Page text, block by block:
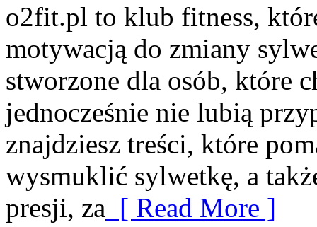
o2fit.pl to klub fitness,
motywacją do zmiany
stworzone dla osób, które
jednocześnie nie lubią
znajdziesz treści, które
wysmuklić sylwetkę, a
presji, za [ Read More ]